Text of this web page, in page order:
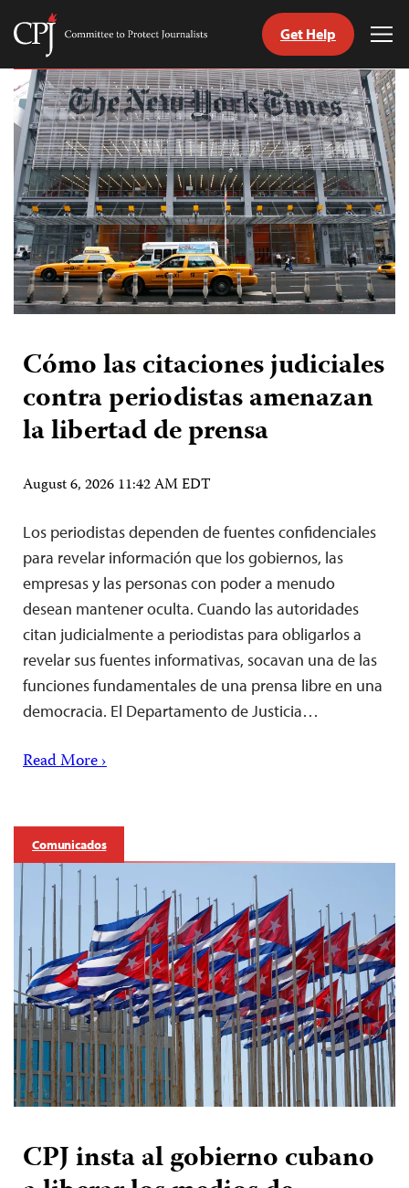
Skip
content
Committee
Protect
Journalists
Get Help
Cómo las citaciones judiciales
contra periodistas amenazan
la libertad de prensa
August 6, 2026 11:42 AM EDT
Los periodistas dependen de fuentes confidenciales
para revelar información que los gobiernos, las
empresas y las personas con poder a menudo
desean mantener oculta. Cuando las autoridades
citan judicialmente a periodistas para obligarlos a
revelar sus fuentes informativas, socavan una de las
funciones fundamentales de una prensa libre en una
democracia. El Departamento de Justicia…
Read More ›
Comunicados
CPJ insta al gobierno cubano